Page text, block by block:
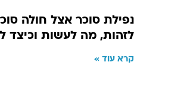
נפילת סוכר אצל חולה
לזהות, מה לעשות וכיצד
קרא עוד »